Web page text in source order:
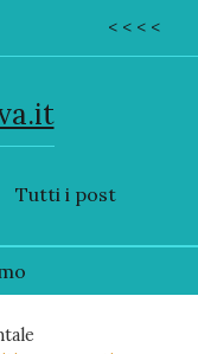
< < < <
Tutti i post